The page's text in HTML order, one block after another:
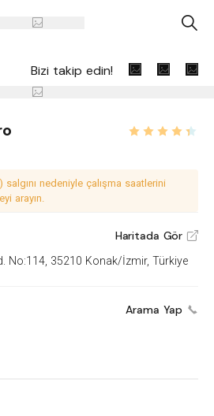
A
Bizi takip edin!
salgını nedeniyle çalışma saatlerini
arayın.
Haritada Gör V
No:114, 35210 Konak/İzmir, Türkiye
Arama Yap